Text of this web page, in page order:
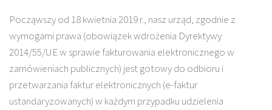
Począwszy od 18 kwietnia 2019 r., nasz urząd, zgodnie z
wymogami prawa (obowiązek wdrożenia Dyrektywy
2014/55/UE w sprawie fakturowania elektronicznego w
zamówieniach publicznych) jest gotowy do odbioru i
przetwarzania faktur elektronicznych (e-faktur
ustandaryzowanych) w każdym przypadku udzielenia